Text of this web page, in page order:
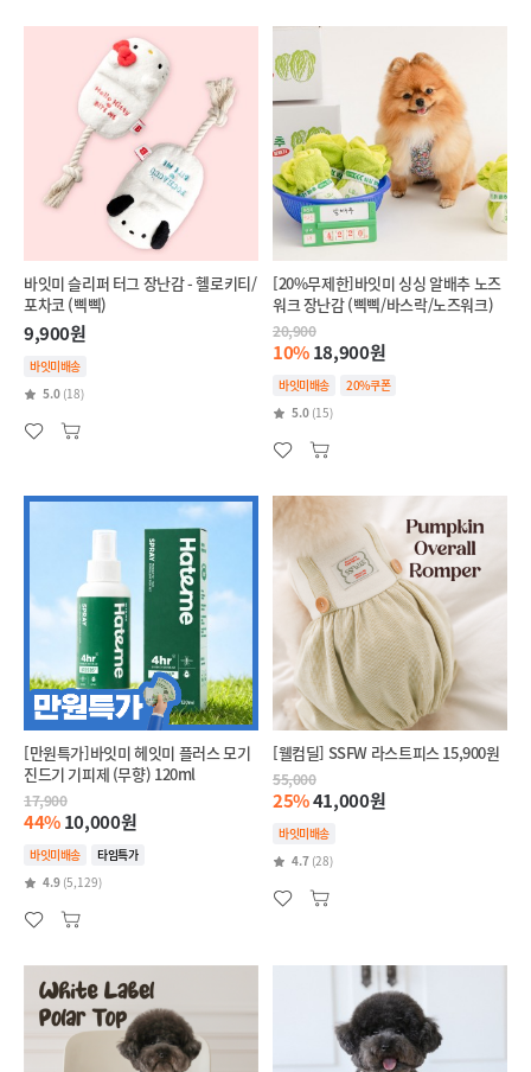
바잇미 슬리퍼 터그 장난감 - 헬로키티/
포차코 (삑삑)
9,900원
바잇미배송
5.0 (18)
[20%무제한]바잇미 싱싱 알배추 노즈
워크 장난감 (삑삑/바스락/노즈워크)
20,900
10%18,900원
바잇미배송
20%쿠폰
5.0 (15)
[만원특가]바잇미 헤잇미 플러스 모기
진드기 기피제 (무향) 120ml
17,900
44%10,000원
바잇미배송
타임특가
4.9 (5,129)
[웰컴딜] SSFW 라스트피스 15,900원
55,000
25%41,000원
바잇미배송
4.7 (28)